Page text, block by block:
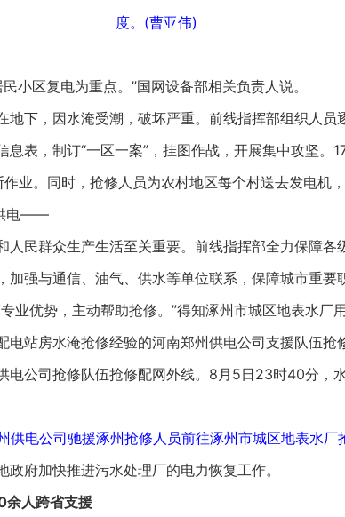
度。(曹亚伟)
区复电为重点。”国网设备部相关负责人说。
下，因水淹受潮，破坏严重。前线指挥部组织人员
息表，制订“一区一案”，挂图作战，开展集中攻坚。
业。同时，抢修人员为农村地区每个村送去发电机，
电——
民群众生产生活至关重要。前线指挥部全力保障各
强与通信、油气、供水等单位联系，保障城市重要
优势，主动帮助抢修。”得知涿州市城区地表水厂
电站房水淹抢修经验的河南郑州供电公司支援队伍抢
电公司抢修队伍抢修配网外线。8月5日23时40分，水
供电公司驰援涿州抢修人员前往涿州市城区地表水厂
府加快推进污水处理厂的电力恢复工作。
余人跨省支援